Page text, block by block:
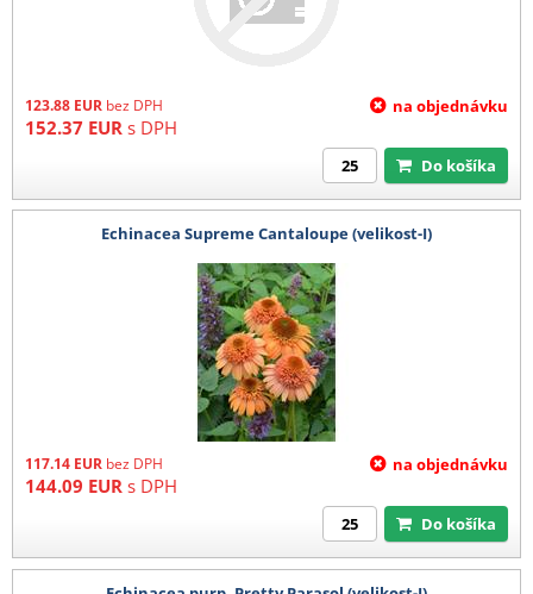
123.88 EUR bez DPH
152.37 EUR s DPH
na objednávku
Do košíka
Echinacea Supreme Cantaloupe (velikost-I)
117.14 EUR bez DPH
144.09 EUR s DPH
na objednávku
Do košíka